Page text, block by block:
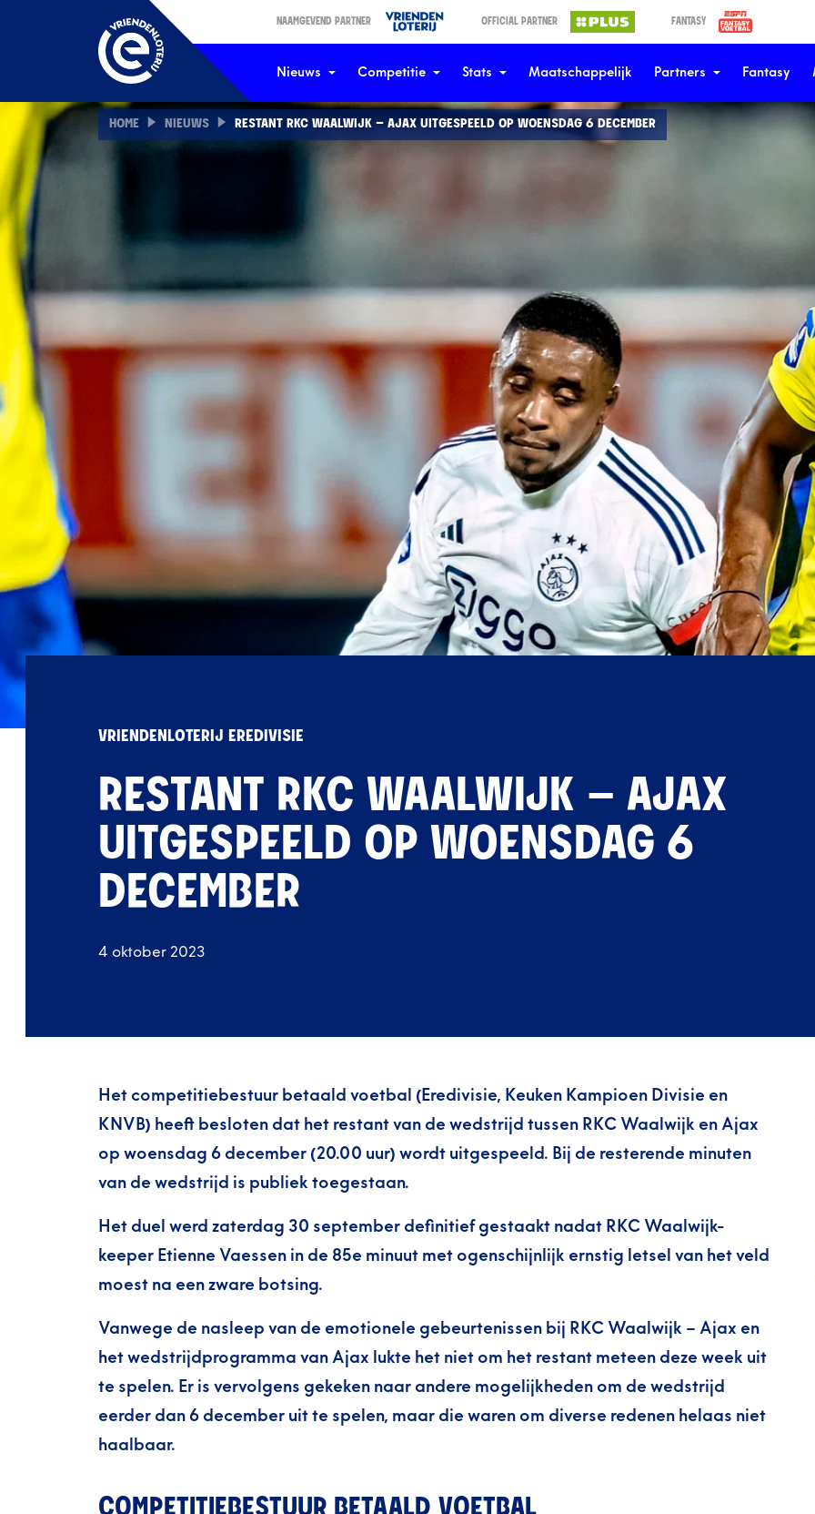
NAAMGEVEND PARTNER OFFICIAL PARTNER FANTASY
Nieuws Competitie Stats Maatschappelijk Partners Fantasy
HOME NIEUWS RESTANT RKC WAALWIJK – AJAX UITGESPEELD OP WOENSDAG 6 DECEMBER
VRIENDENLOTERIJ EREDIVISIE
RESTANT RKC WAALWIJK – AJAX
UITGESPEELD OP WOENSDAG 6
DECEMBER
4 oktober 2023
Het competitiebestuur betaald voetbal (Eredivisie, Keuken Kampioen Divisie en
KNVB) heeft besloten dat het restant van de wedstrijd tussen RKC Waalwijk en Ajax
op woensdag 6 december (20.00 uur) wordt uitgespeeld. Bij de resterende minuten
van de wedstrijd is publiek toegestaan.
Het duel werd zaterdag 30 september definitief gestaakt nadat RKC Waalwijk-
keeper Etienne Vaessen in de 85e minuut met ogenschijnlijk ernstig letsel van het veld
moest na een zware botsing.
Vanwege de nasleep van de emotionele gebeurtenissen bij RKC Waalwijk – Ajax en
het wedstrijdprogramma van Ajax lukte het niet om het restant meteen deze week uit
te spelen. Er is vervolgens gekeken naar andere mogelijkheden om de wedstrijd
eerder dan 6 december uit te spelen, maar die waren om diverse redenen helaas niet
haalbaar.
COMPETITIEBESTUUR BETAALD VOETBAL